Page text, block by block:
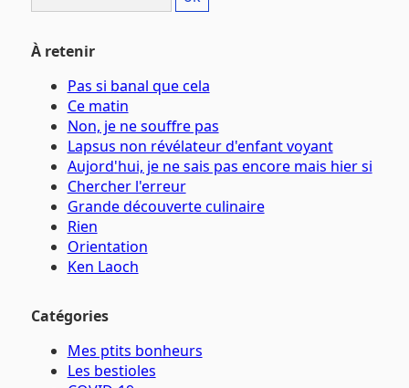
À retenir
Pas si banal que cela
Ce matin
Non, je ne souffre pas
Lapsus non révélateur d'enfant voyant
Aujord'hui, je ne sais pas encore mais hier si
Chercher l'erreur
Grande découverte culinaire
Rien
Orientation
Ken Laoch
Catégories
Mes ptits bonheurs
Les bestioles